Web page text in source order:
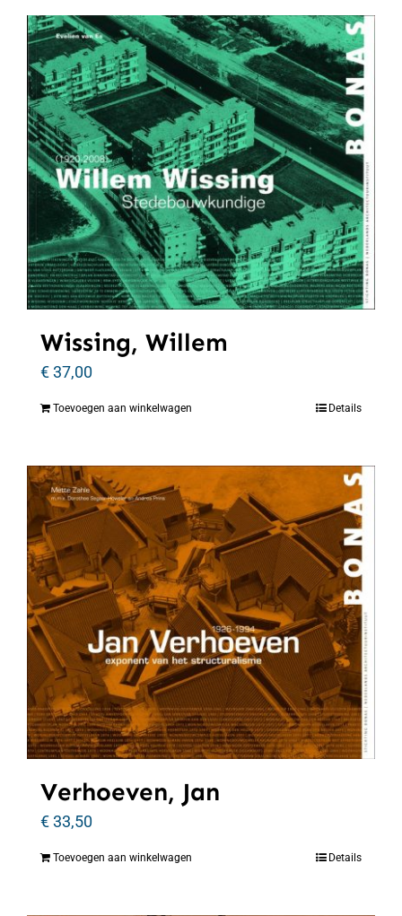
Wissing, Willem
€37,00
Toevoegen aan winkelwagen Details
Verhoeven, Jan
€33,50
Toevoegen aan winkelwagen Details